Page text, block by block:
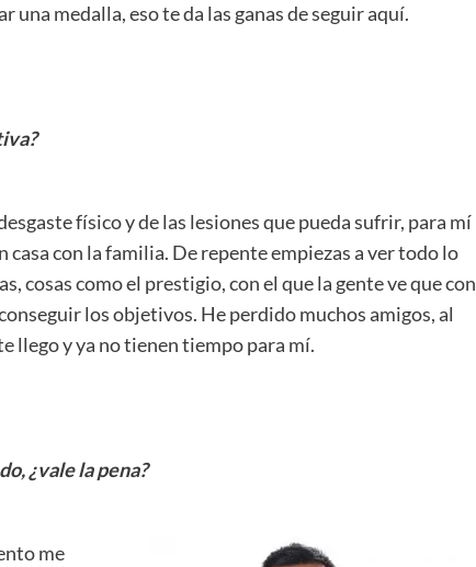
medalla, eso te da las ganas de seguir aquí.
físico y de las lesiones que pueda sufrir, para mí
casa con la familia. De repente empiezas a ver todo lo
cosas como el prestigio, con el que la gente ve que con
los objetivos. He perdido muchos amigos, al
llego y ya no tienen tiempo para mí.
¿vale la pena?
me